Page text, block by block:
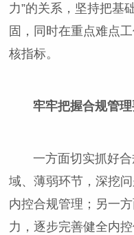
力”的关系，坚持把基
固，同时在重点难点
核指标。
牢牢把握合规管理
一方面切实抓好合
域、薄弱环节，深挖
内控合规管理；另一
力，逐步完善健全内